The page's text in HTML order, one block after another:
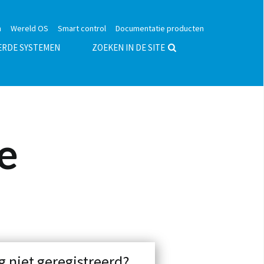
Documentatie producten
Smart control
Wereld OS
SYSTEMEN ZOEKEN IN DE SITE